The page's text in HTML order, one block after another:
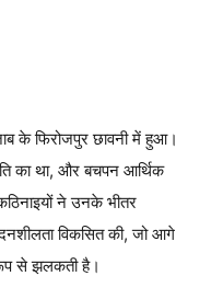
के फिरोजपुर छावनी में हुआ।
का था, और बचपन आर्थिक
ने उनके भीतर
विकसित की, जो आगे
से झलकती है।